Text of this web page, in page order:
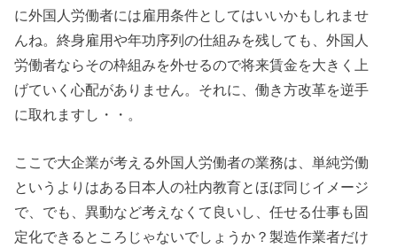
に外国人労働者には雇用条件としてはいいかもしれませ
んね。終身雇用や年功序列の仕組みを残しても、外国人
労働者ならその枠組みを外せるので将来賃金を大きく上
げていく心配がありません。それに、働き方改革を逆手
に取れますし・・。
ここで大企業が考える外国人労働者の業務は、単純労働
というよりはある日本人の社内教育とほぼ同じイメージ
で、でも、異動など考えなくて良いし、任せる仕事も固
定化できるところじゃないでしょうか？製造作業者だけ